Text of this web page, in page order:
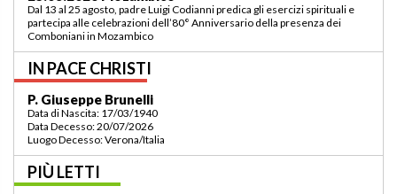
Padre Luigi Codianni e padre Elias Sindjalim partecipano dal 26 agosto al 3
settembre all’incontro della commissione ASCAF sulla riorganizzazione
della regione a Lomé/Togo
IN PACE CHRISTI
P. Bruno Bordonali
Data di Nascita: 01/07/1942
Data Decesso: 13/07/2026
Luogo Decesso: Verona /Italia
PIÙ LETTI